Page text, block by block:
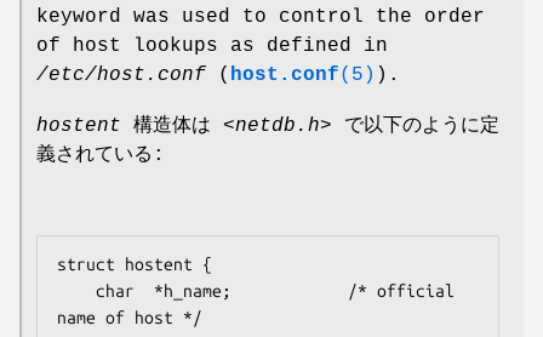
keyword was used to control the order
of host lookups as defined in
/etc/host.conf ( host.conf(5) ).
hostent 構造体は <netdb.h> で以下のように定
義されている:
struct hostent {
name of host */